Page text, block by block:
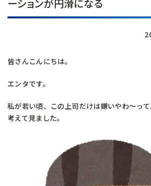
ーションが円滑になる
皆さんこんにちは。
エンタです。
私が若い頃、この上司だけは嫌いやわ～っ
考えて見ました。